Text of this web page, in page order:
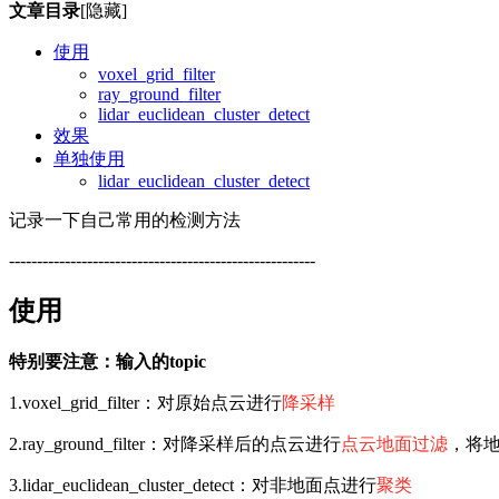
文章目录[隐藏]
使用
voxel_grid_filter
ray_ground_filter
lidar_euclidean_cluster_detect
效果
单独使用
lidar_euclidean_cluster_detect
记录一下自己常用的检测方法
-------------------------------------------------------
使用
特别要注意：输入的topic
1.voxel_grid_filter：对原始点云进行降采样
2.ray_ground_filter：对降采样后的点云进行点云地面过滤 ，将
3.lidar_euclidean_cluster_detect：对非地面点进行聚类